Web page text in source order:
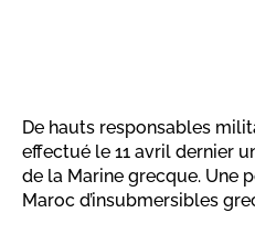
De hauts responsables
effectué le 11 avril dernier
de la Marine grecque. Une
Maroc d’insubmersibles